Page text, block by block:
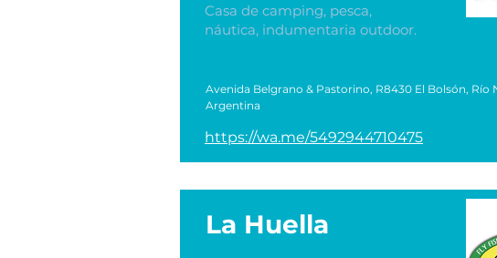
Casa de camping, pesca,
náutica, indumentaria outdoor.
Avenida Belgrano & Pastorino, R8430 El Bolsón, Río
Argentina
https://wa.me/5492944710475
La Huella